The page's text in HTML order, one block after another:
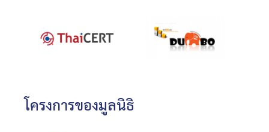
โครงการของมูลนิธิ